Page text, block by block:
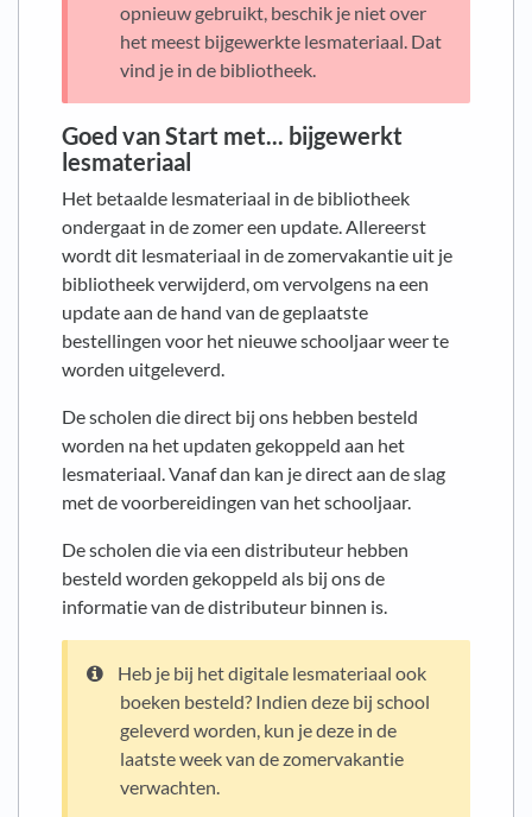
opnieuw gebruikt, beschik je niet over
het meest bijgewerkte lesmateriaal. Dat
vind je in de bibliotheek.
Goed van Start met... bijgewerkt
lesmateriaal
Het betaalde lesmateriaal in de bibliotheek
ondergaat in de zomer een update. Allereerst
wordt dit lesmateriaal in de zomervakantie uit je
bibliotheek verwijderd, om vervolgens na een
update aan de hand van de geplaatste
bestellingen voor het nieuwe schooljaar weer te
worden uitgeleverd.
De scholen die direct bij ons hebben besteld
worden na het updaten gekoppeld aan het
lesmateriaal. Vanaf dan kan je direct aan de slag
met de voorbereidingen van het schooljaar.
De scholen die via een distributeur hebben
besteld worden gekoppeld als bij ons de
informatie van de distributeur binnen is.
Heb je bij het digitale lesmateriaal ook
boeken besteld? Indien deze bij school
geleverd worden, kun je deze in de
laatste week van de zomervakantie
verwachten.